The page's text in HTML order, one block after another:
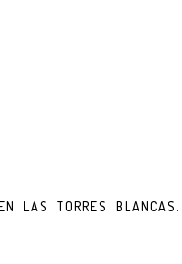
LAS TORRES BLANCAS.